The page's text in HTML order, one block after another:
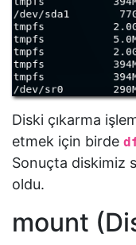
Diski çıkarma
etmek için birde
Sonuçta diskimiz
oldu.
mount